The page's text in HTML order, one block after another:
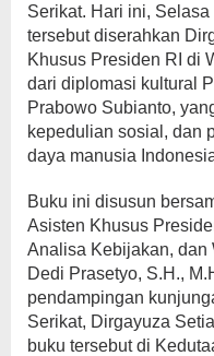
Serikat. Hari ini,
tersebut diserahkan
Khusus Presiden RI di
dari diplomasi kultural
Prabowo Subianto,
kepedulian sosial, dan
daya manusia
Buku ini disusun
Asisten Khusus
Analisa Kebijakan, dan
Dedi Prasetyo, S.H.,
pendampingan
Serikat, Dirgayuza
buku tersebut di